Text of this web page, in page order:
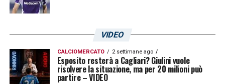
VIDEO
CALCIOMERCATO 2 settimane ago
Esposito resterà a Cagliari? Giulini vuole
risolvere la situazione, ma per 20 milioni può
partire – VIDEO